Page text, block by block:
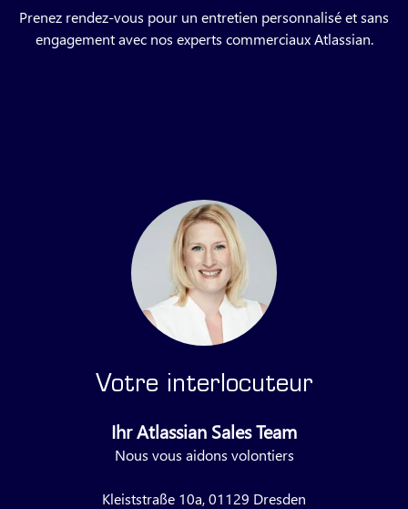
Prenez rendez-vous pour un entretien personnalisé et sans
engagement avec nos experts commerciaux Atlassian.
Votre interlocuteur
Ihr Atlassian Sales Team
Nous vous aidons volontiers
Kleiststraße 10a, 01129 Dresden